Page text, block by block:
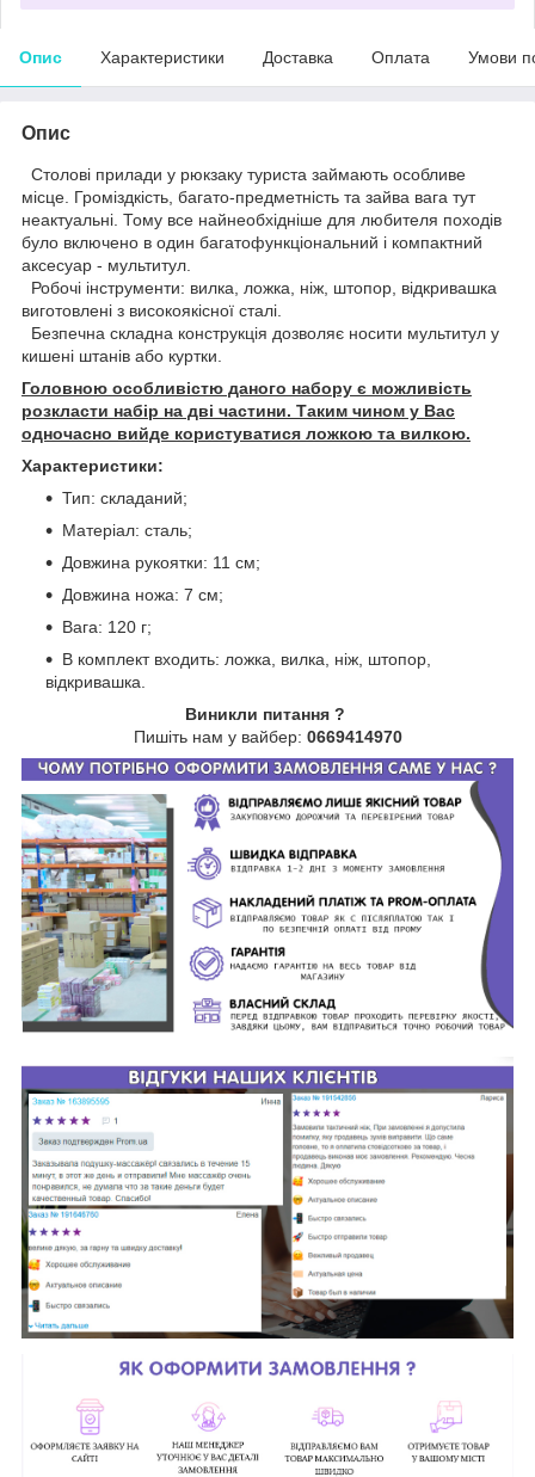
Опис Характеристики Доставка Оплата Умови
Опис
Столові прилади у рюкзаку туриста займають особливе
місце. Громіздкість, багато-предметність та зайва вага тут
неактуальні. Тому все найнеобхідніше для любителя походів
було включено в один багатофункціональний і компактний
аксесуар - мультитул.
Робочі інструменти: вилка, ложка, ніж, штопор, відкривашка
виготовлені з високоякісної сталі.
Безпечна складна конструкція дозволяє носити мультитул у
кишені штанів або куртки.
Головною особливістю даного набору є можливість
розкласти набір на дві частини. Таким чином у Вас
одночасно вийде користуватися ложкою та вилкою.
Характеристики:
Тип: складаний;
Матеріал: сталь;
Довжина рукоятки: 11 см;
Довжина ножа: 7 см;
Вага: 120 г;
В комплект входить: ложка, вилка, ніж, штопор,
відкривашка.
Виникли питання ?
Пишіть нам у вайбер: 0669414970